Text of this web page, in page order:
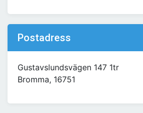
Postadress
Gustavslundsvägen 147 1tr
Bromma, 16751